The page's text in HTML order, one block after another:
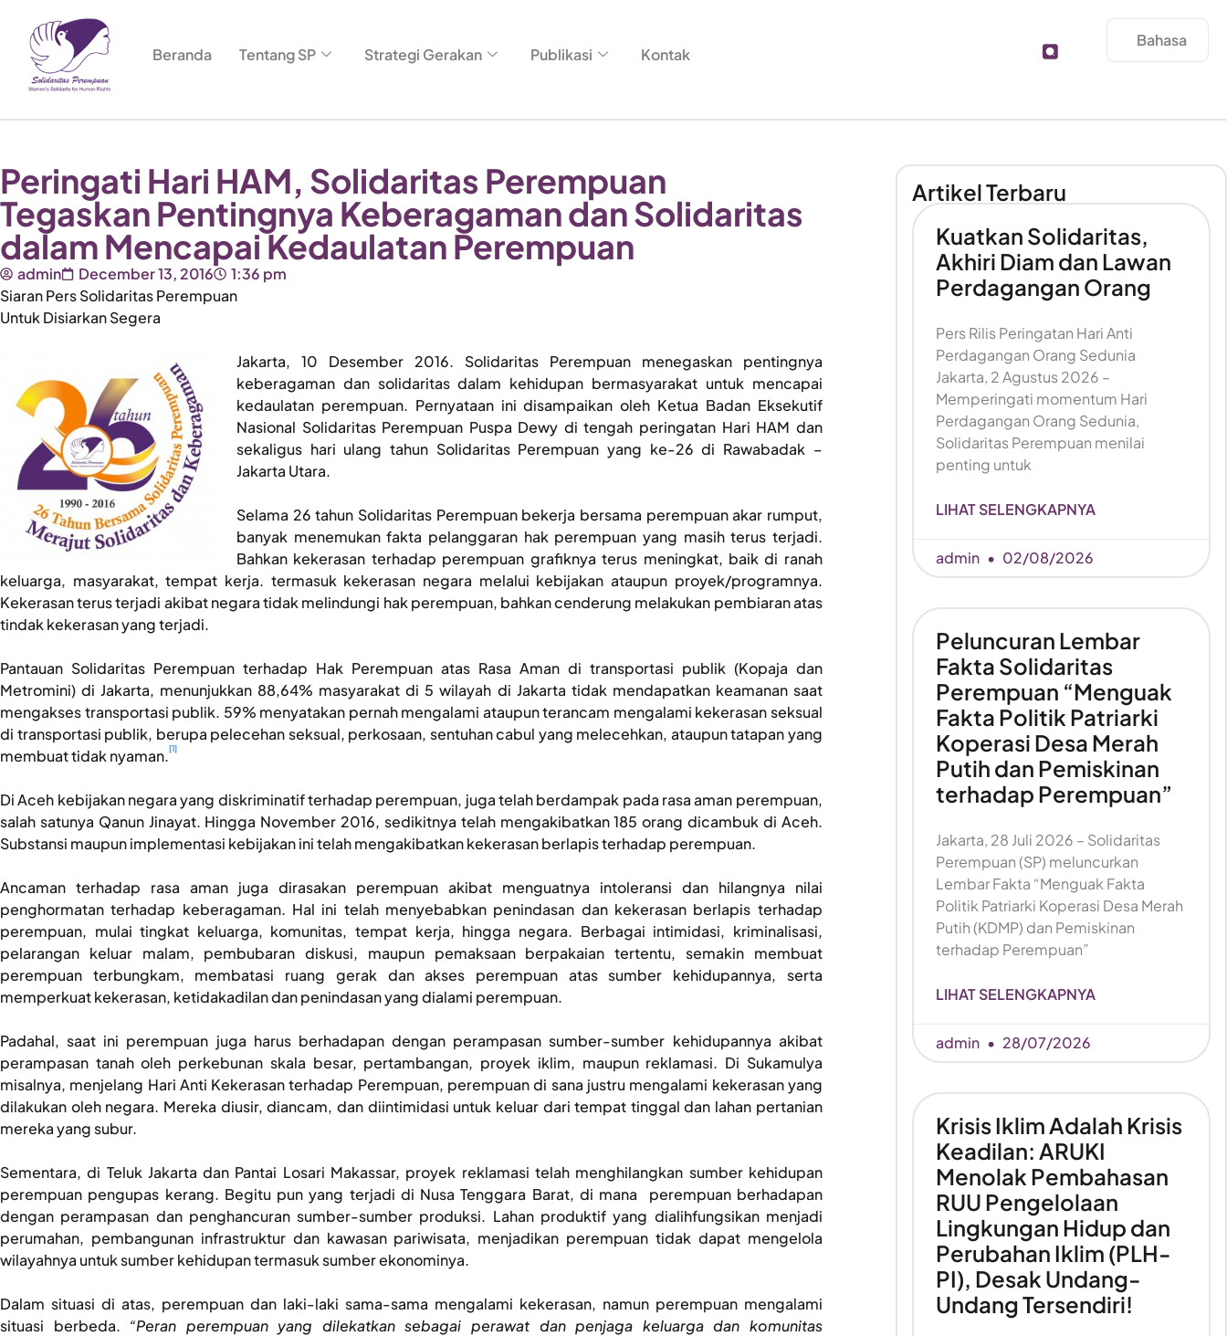
Beranda Tentang SP Strategi Gerakan Publikasi Kontak
Bahasa
Peringati Hari HAM, Solidaritas Perempuan
Tegaskan Pentingnya Keberagaman dan Solidaritas
dalam Mencapai Kedaulatan Perempuan
admin December 13, 2016
1:36 pm
Siaran Pers Solidaritas Perempuan
Untuk Disiarkan Segera
Jakarta, 10 Desember 2016. Solidaritas Perempuan menegaskan pentingnya
keberagaman dan solidaritas dalam kehidupan bermasyarakat untuk mencapai
kedaulatan perempuan. Pernyataan ini disampaikan oleh Ketua Badan Eksekutif
Nasional Solidaritas Perempuan Puspa Dewy di tengah peringatan Hari HAM dan
sekaligus hari ulang tahun Solidaritas Perempuan yang ke-26 di Rawabadak –
Jakarta Utara.
Selama 26 tahun Solidaritas Perempuan bekerja bersama perempuan akar rumput,
banyak menemukan fakta pelanggaran hak perempuan yang masih terus terjadi.
Bahkan kekerasan terhadap perempuan grafiknya terus meningkat, baik di ranah
keluarga, masyarakat, tempat kerja. termasuk kekerasan negara melalui kebijakan ataupun proyek/programnya.
Kekerasan terus terjadi akibat negara tidak melindungi hak perempuan, bahkan cenderung melakukan pembiaran atas
tindak kekerasan yang terjadi.
Pantauan Solidaritas Perempuan terhadap Hak Perempuan atas Rasa Aman di transportasi publik (Kopaja dan
Metromini) di Jakarta, menunjukkan 88,64% masyarakat di 5 wilayah di Jakarta tidak mendapatkan keamanan saat
mengakses transportasi publik. 59% menyatakan pernah mengalami ataupun terancam mengalami kekerasan seksual
di transportasi publik, berupa pelecehan seksual, perkosaan, sentuhan cabul yang melecehkan, ataupun tatapan yang
membuat tidak nyaman.[1]
Di Aceh kebijakan negara yang diskriminatif terhadap perempuan, juga telah berdampak pada rasa aman perempuan,
salah satunya Qanun Jinayat. Hingga November 2016, sedikitnya telah mengakibatkan 185 orang dicambuk di Aceh.
Substansi maupun implementasi kebijakan ini telah mengakibatkan kekerasan berlapis terhadap perempuan.
Ancaman terhadap rasa aman juga dirasakan perempuan akibat menguatnya intoleransi dan hilangnya nilai
penghormatan terhadap keberagaman. Hal ini telah menyebabkan penindasan dan kekerasan berlapis terhadap
perempuan, mulai tingkat keluarga, komunitas, tempat kerja, hingga negara. Berbagai intimidasi, kriminalisasi,
pelarangan keluar malam, pembubaran diskusi, maupun pemaksaan berpakaian tertentu, semakin membuat
perempuan terbungkam, membatasi ruang gerak dan akses perempuan atas sumber kehidupannya, serta
memperkuat kekerasan, ketidakadilan dan penindasan yang dialami perempuan.
Padahal, saat ini perempuan juga harus berhadapan dengan perampasan sumber-sumber kehidupannya akibat
perampasan tanah oleh perkebunan skala besar, pertambangan, proyek iklim, maupun reklamasi. Di Sukamulya
misalnya, menjelang Hari Anti Kekerasan terhadap Perempuan, perempuan di sana justru mengalami kekerasan yang
dilakukan oleh negara. Mereka diusir, diancam, dan diintimidasi untuk keluar dari tempat tinggal dan lahan pertanian
mereka yang subur.
Sementara, di Teluk Jakarta dan Pantai Losari Makassar, proyek reklamasi telah menghilangkan sumber kehidupan
perempuan pengupas kerang. Begitu pun yang terjadi di Nusa Tenggara Barat, di mana perempuan berhadapan
dengan perampasan dan penghancuran sumber-sumber produksi. Lahan produktif yang dialihfungsikan menjadi
perumahan, pembangunan infrastruktur dan kawasan pariwisata, menjadikan perempuan tidak dapat mengelola
wilayahnya untuk sumber kehidupan termasuk sumber ekonominya.
Dalam situasi di atas, perempuan dan laki-laki sama-sama mengalami kekerasan, namun perempuan mengalami
situasi berbeda. “Peran perempuan yang dilekatkan sebagai perawat dan penjaga keluarga dan komunitas
Artikel Terbaru
Kuatkan Solidaritas,
Akhiri Diam dan Lawan
Perdagangan Orang
Pers Rilis Peringatan Hari Anti
Perdagangan Orang Sedunia
Jakarta, 2 Agustus 2026 –
Memperingati momentum Hari
Perdagangan Orang Sedunia,
Solidaritas Perempuan menilai
penting untuk
LIHAT SELENGKAPNYA
admin 02/08/2026
Peluncuran Lembar
Fakta Solidaritas
Perempuan “Menguak
Fakta Politik Patriarki
Koperasi Desa Merah
Putih dan Pemiskinan
terhadap Perempuan”
Jakarta, 28 Juli 2026 – Solidaritas
Perempuan (SP) meluncurkan
Lembar Fakta “Menguak Fakta
Politik Patriarki Koperasi Desa Merah
Putih (KDMP) dan Pemiskinan
terhadap Perempuan”
LIHAT SELENGKAPNYA
admin 28/07/2026
Krisis Iklim Adalah Krisis
Keadilan: ARUKI
Menolak Pembahasan
RUU Pengelolaan
Lingkungan Hidup dan
Perubahan Iklim (PLH-
PI), Desak Undang-
Undang Tersendiri!